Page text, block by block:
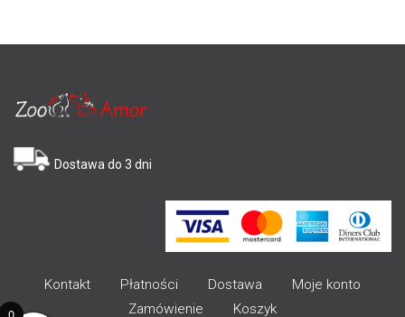
Dostawa do 3 dni
Kontakt Płatności Dostawa
Moje konto
Zamówienie
Koszyk